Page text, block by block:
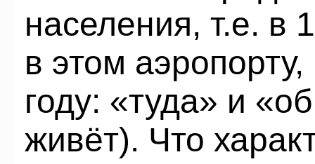
населения, т.е.
в этом
году: «туда» и
живёт). Что